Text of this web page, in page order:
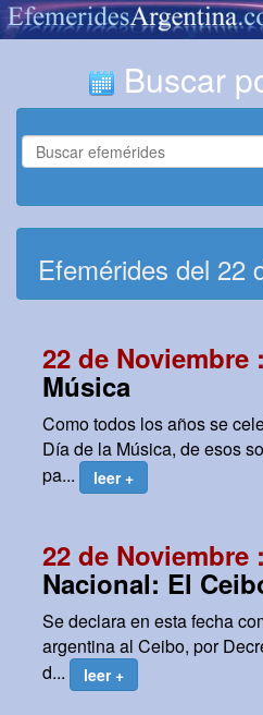
Buscar
Efemérides del 22
22 de Noviembre :
Música
Como todos los años se
Día de la Música, de esos
pa...
leer +
22 de Noviembre :
Nacional: El
Se declara en esta fecha
argentina al Ceibo, por
d...
leer +